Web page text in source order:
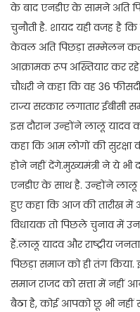
के बाद एनडीए के सामने अति
चुनौती है. शायद यही वजह है कि
केवल अति पिछड़ा सम्मेलन
आक्रामक रूप अख्तियार कर
चौधरी ने कहा कि वह 36
राज्य सरकार लगातार
इस दौरान उन्होंने लालू यादव
कहा कि आम लोगों की सुरक्षा
होने नहीं देंगे.मुख्यमंत्री ने ये भी
एनडीए के साथ है. उन्होंने
हुए कहा कि आज की तारीख में
विधायक तो पिछले चुनाव में
हैं.लालू यादव और राष्ट्रीय
पिछड़ा समाज को ही तंग
समाज राजद को सत्ता में नहीं
बैठा है, कोई आपको छू भी नहीं